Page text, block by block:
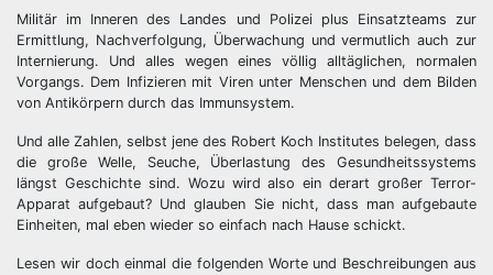
Militär im Inneren des Landes und Polizei plus Einsatzteams zur
Ermittlung, Nachverfolgung, Überwachung und vermutlich auch zur
Internierung. Und alles wegen eines völlig alltäglichen, normalen
Vorgangs. Dem Infizieren mit Viren unter Menschen und dem Bilden
von Antikörpern durch das Immunsystem.
Und alle Zahlen, selbst jene des Robert Koch Institutes belegen, dass
die große Welle, Seuche, Überlastung des Gesundheitssystems
längst Geschichte sind. Wozu wird also ein derart großer Terror-
Apparat aufgebaut? Und glauben Sie nicht, dass man aufgebaute
Einheiten, mal eben wieder so einfach nach Hause schickt.
Lesen wir doch einmal die folgenden Worte und Beschreibungen aus